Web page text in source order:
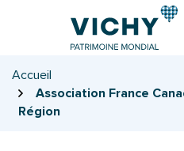
pageAccueil
Association France
Région